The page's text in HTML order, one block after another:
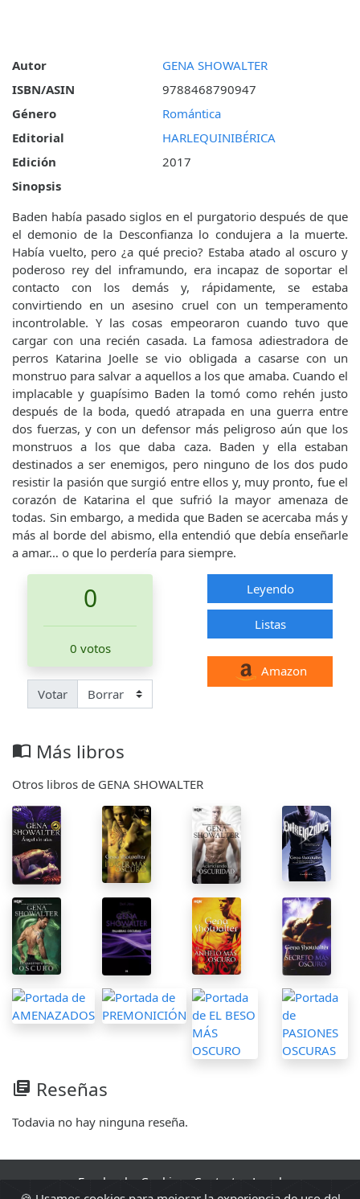
Autor
GENA SHOWALTER
ISBN/ASIN
9788468790947
Género
Romántica
Editorial
HARLEQUINIBÉRICA
Edición
2017
Sinopsis
Baden había pasado siglos en el purgatorio después de que
el demonio de la Desconfianza lo condujera a la muerte.
Había vuelto, pero ¿a qué precio? Estaba atado al oscuro y
poderoso rey del inframundo, era incapaz de soportar el
contacto con los demás y, rápidamente, se estaba
convirtiendo en un asesino cruel con un temperamento
incontrolable. Y las cosas empeoraron cuando tuvo que
cargar con una recién casada. La famosa adiestradora de
perros Katarina Joelle se vio obligada a casarse con un
monstruo para salvar a aquellos a los que amaba. Cuando el
implacable y guapísimo Baden la tomó como rehén justo
después de la boda, quedó atrapada en una guerra entre
dos fuerzas, y con un defensor más peligroso aún que los
monstruos a los que daba caza. Baden y ella estaban
destinados a ser enemigos, pero ninguno de los dos pudo
resistir la pasión que surgió entre ellos y, muy pronto, fue el
corazón de Katarina el que sufrió la mayor amenaza de
todas. Sin embargo, a medida que Baden se acercaba más y
más al borde del abismo, ella entendió que debía enseñarle
a amar… o que lo perdería para siempre.
0
0 votos
Votar
Leyendo
Listas
Amazon
import_contacts Más libros
Otros libros de GENA SHOWALTER
library_books Reseñas
Todavia no hay ninguna reseña.
Facebook Cookies Contacto Legal